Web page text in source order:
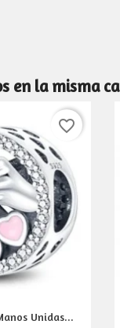
en la misma
Unidas...
favorite_border